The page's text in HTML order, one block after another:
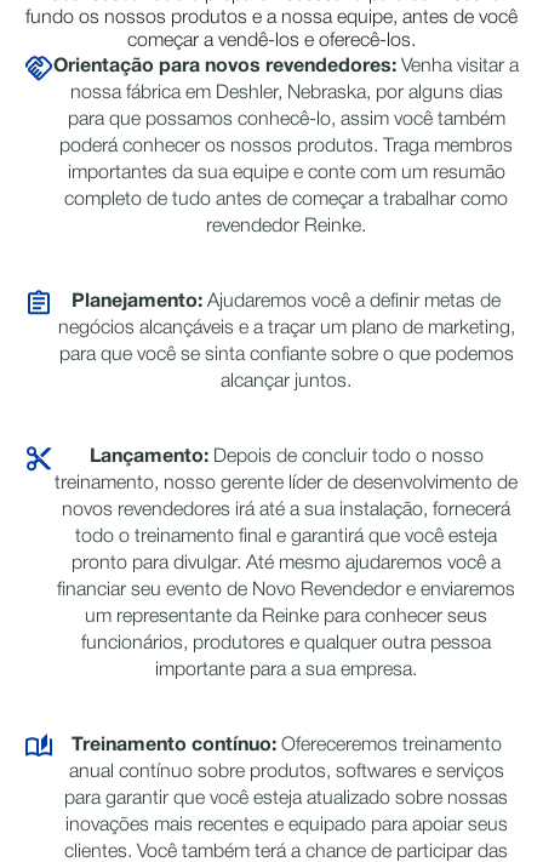
fundo os nossos produtos e a nossa equipe, antes de você
começar a vendê-los e oferecê-los.
Orientação para novos revendedores: Venha visitar a
nossa fábrica em Deshler, Nebraska, por alguns dias
para que possamos conhecê-lo, assim você também
poderá conhecer os nossos produtos. Traga membros
importantes da sua equipe e conte com um resumão
completo de tudo antes de começar a trabalhar como
revendedor Reinke.
Planejamento: Ajudaremos você a definir metas de
negócios alcançáveis e a traçar um plano de marketing,
para que você se sinta confiante sobre o que podemos
alcançar juntos.
Lançamento: Depois de concluir todo o nosso
treinamento, nosso gerente líder de desenvolvimento de
novos revendedores irá até a sua instalação, fornecerá
todo o treinamento final e garantirá que você esteja
pronto para divulgar. Até mesmo ajudaremos você a
financiar seu evento de Novo Revendedor e enviaremos
um representante da Reinke para conhecer seus
funcionários, produtores e qualquer outra pessoa
importante para a sua empresa.
Treinamento contínuo: Ofereceremos treinamento
anual contínuo sobre produtos, softwares e serviços
para garantir que você esteja atualizado sobre nossas
inovações mais recentes e equipado para apoiar seus
clientes. Você também terá a chance de participar das